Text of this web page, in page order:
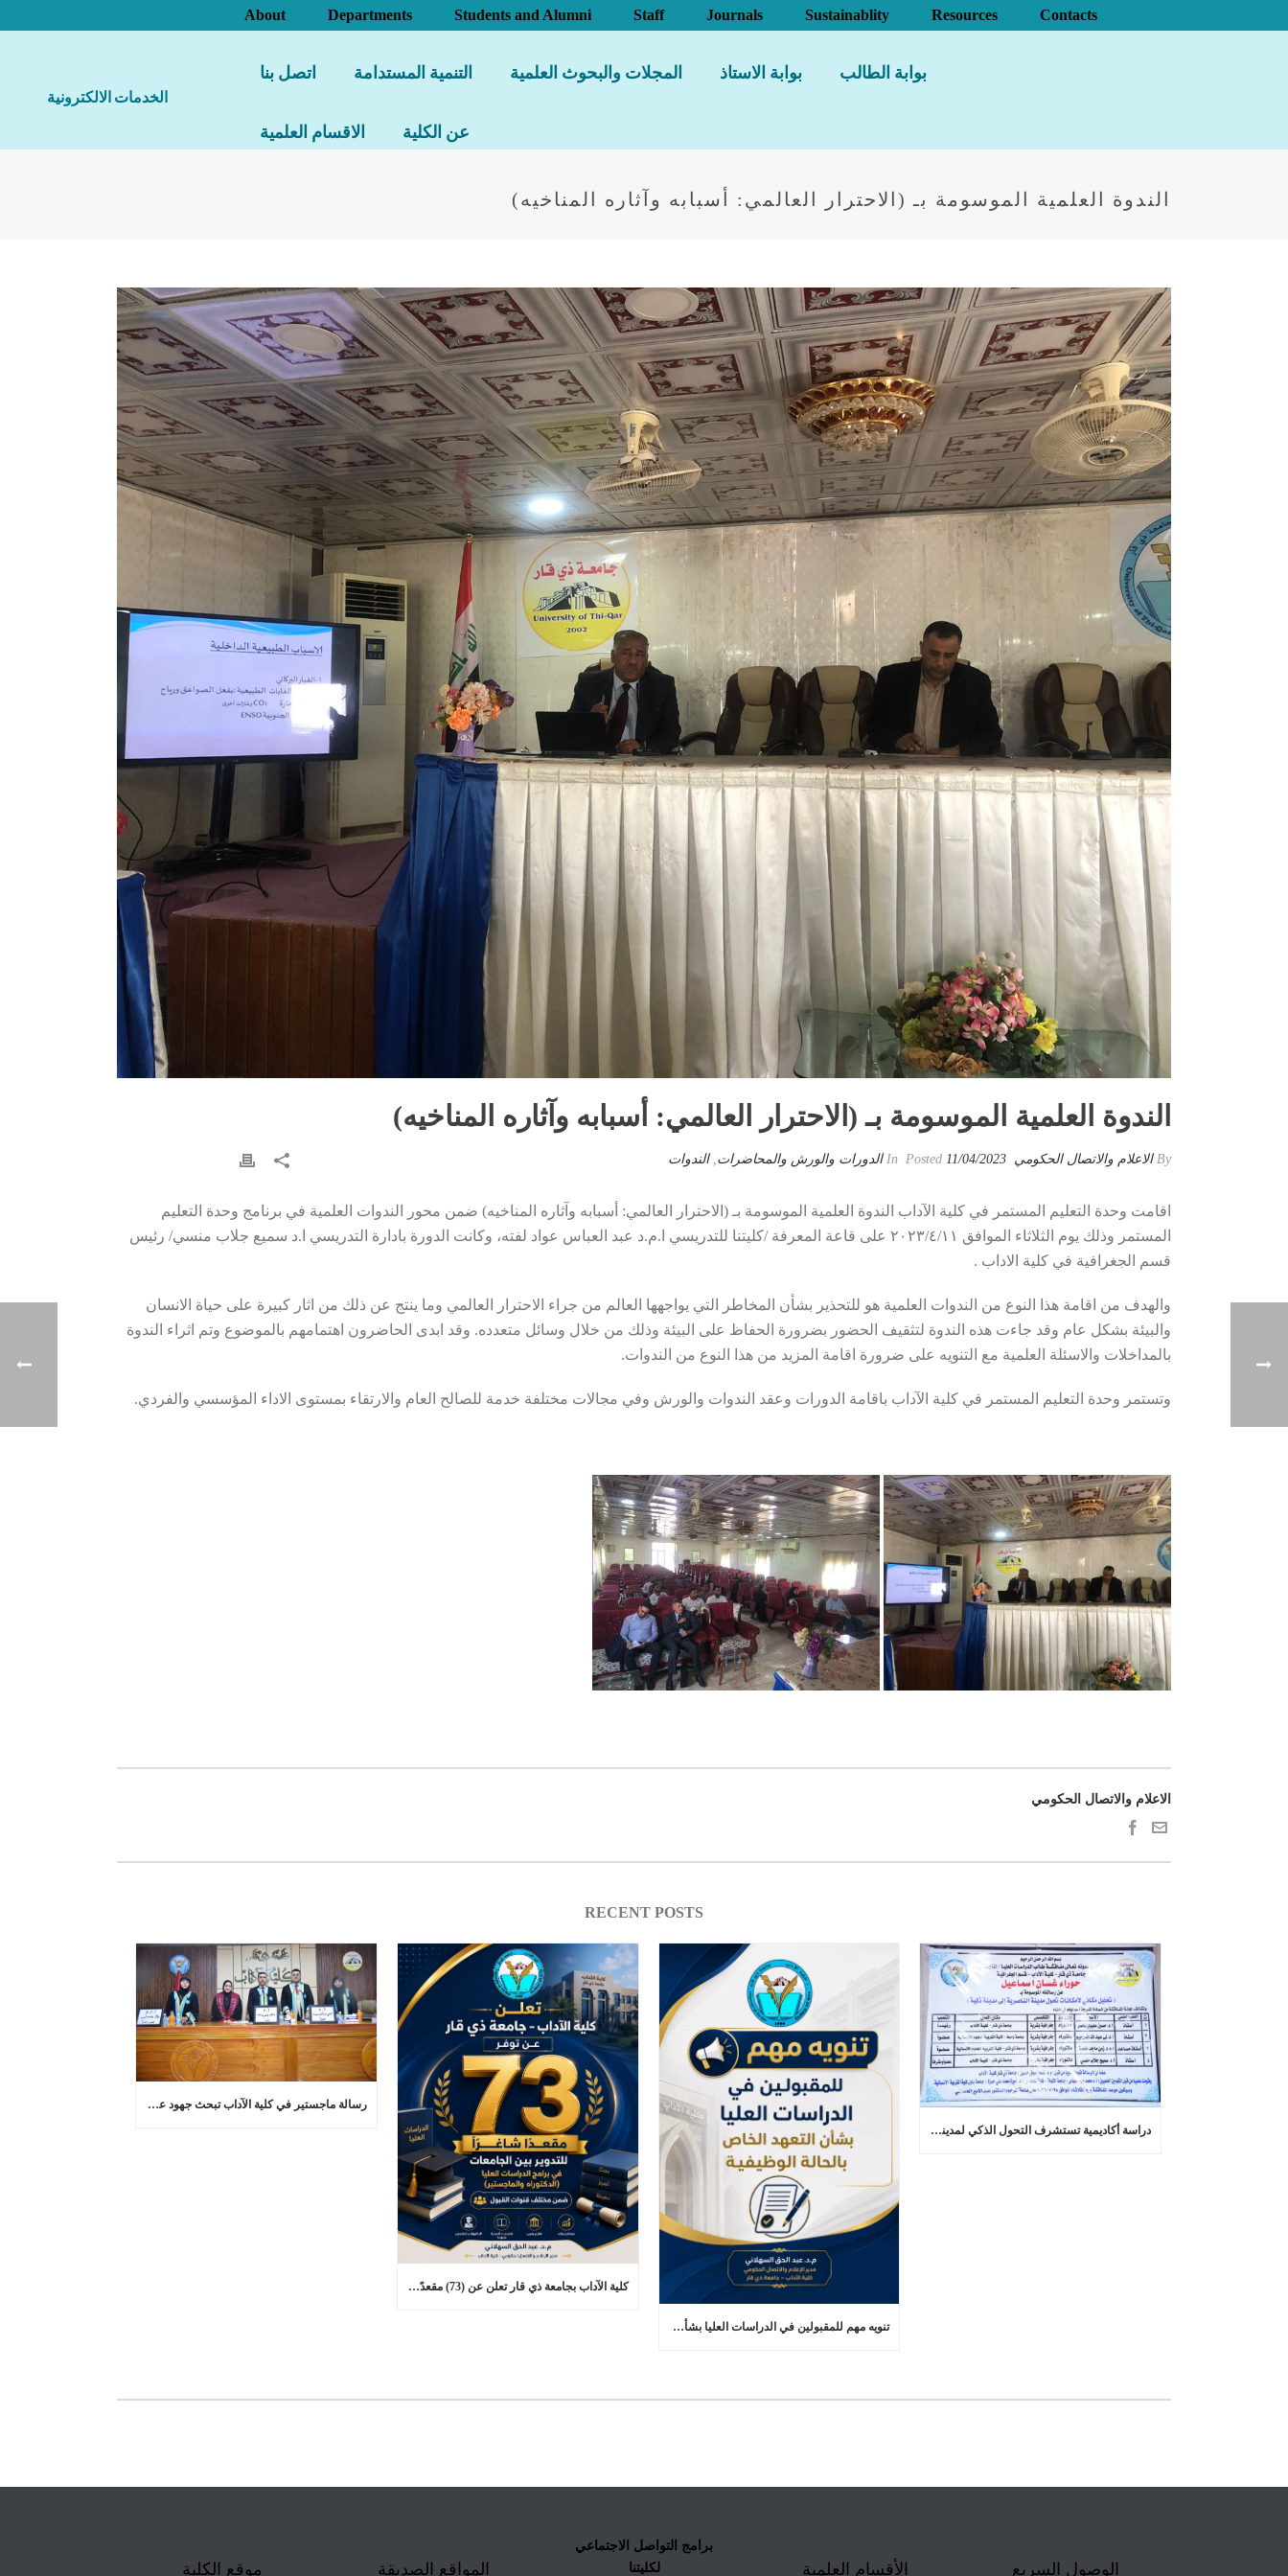
About Departments Students and Alumni Staff Journals Sustainablity Resources Contacts
الخدمات الالكترونية
اتصل بنا التنمية المستدامة المجلات والبحوث العلمية بوابة الاستاذ بوابة الطالب
الاقسام العلمية عن الكلية
الندوة العلمية الموسومة بـ (الاحترار العالمي: أسبابه وآثاره المناخيه)
الندوة العلمية الموسومة بـ (الاحترار العالمي: أسبابه وآثاره المناخيه)
By الاعلام والاتصال الحكومي 11/04/2023 الدورات والورش والمحاضرات,الندوات
اقامت وحدة التعليم المستمر في كلية الآداب الندوة العلمية الموسومة بـ (الاحترار العالمي: أسبابه وآثاره المناخيه) ضمن محور الندوات العلمية في برنامج وحدة التعليم
المستمر وذلك يوم الثلاثاء الموافق ٢٠٢٣/٤/١١ على قاعة المعرفة /كليتنا للتدريسي ا.م.د عبد العباس عواد لفته، وكانت الدورة بادارة التدريسي ا.د سميع جلاب منسي/ رئيس
قسم الجغرافية في كلية الاداب .
والهدف من اقامة هذا النوع من الندوات العلمية هو للتحذير بشأن المخاطر التي يواجهها العالم من جراء الاحترار العالمي وما ينتج عن ذلك من اثار كبيرة على حياة الانسان
والبيئة بشكل عام وقد جاءت هذه الندوة لتثقيف الحضور بضرورة الحفاظ على البيئة وذلك من خلال وسائل متعدده. وقد ابدى الحاضرون اهتمامهم بالموضوع وتم اثراء الندوة
بالمداخلات والاسئلة العلمية مع التنويه على ضرورة اقامة المزيد من هذا النوع من الندوات.
وتستمر وحدة التعليم المستمر في كلية الآداب باقامة الدورات وعقد الندوات والورش وفي مجالات مختلفة خدمة للصالح العام والارتقاء بمستوى الاداء المؤسسي والفردي.
الاعلام والاتصال الحكومي
RECENT POSTS
دراسة أكاديمية تستشرف التحول الذكي لمدينة الناصرية
تنويه مهم للمقبولين في الدراسات العليا بشأن التعهد الخاص بالحالة الوظيفية
كلية الآداب بجامعة ذي قار تعلن عن (73) مقعدًا شاغرًا للتدوير بين الجامعات في برامج الدراسات العليا
رسالة ماجستير في كلية الآداب تبحث جهود عماد عبد اللطيف في تجديد البلاغة العربية
موقع الكلية المواقع الصديقة
برامج التواصل الاجتماعي
لكليتنا
الأقسام العلمية الوصول السريع